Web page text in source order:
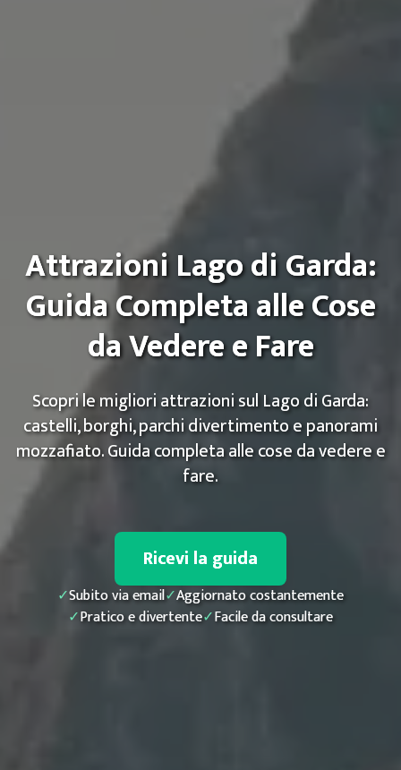
Attrazioni Lago di Garda:
Guida Completa alle Cose
da Vedere e Fare
Scopri le migliori attrazioni sul Lago di Garda:
castelli, borghi, parchi divertimento e panorami
mozzafiato. Guida completa alle cose da vedere e
fare.
Ricevi la guida
✓Subito via email✓Aggiornato costantemente
✓Pratico e divertente✓Facile da consultare